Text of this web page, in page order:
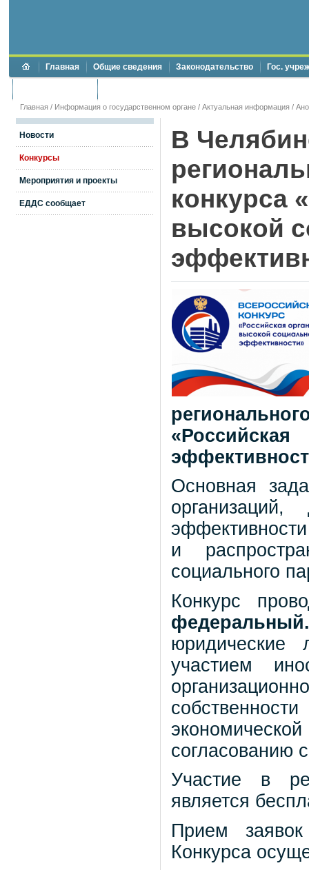
Главная Общие сведения Законодательство Гос.
Главная / Информация о государственном органе / Актуальная информация /
Новости
Конкурсы
Мероприятия и проекты
ЕДДС сообщает
В
конкурса
высокой
Основная
и
социального
Конкурс
участием
согласованию
Участие в
является
Прием
Конкурса